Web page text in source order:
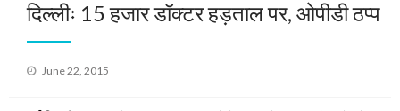
दिल्लीः 15 हजार डॉक्टर हड़ताल पर, ओपीडी ठप्प
Posted
June 22, 2015